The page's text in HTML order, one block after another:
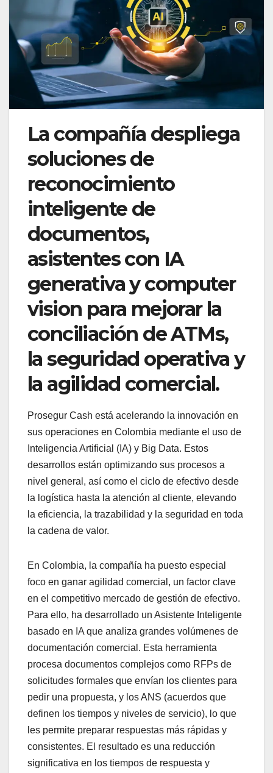
La compañía despliega
soluciones de
reconocimiento
inteligente de
documentos,
asistentes con IA
generativa y computer
vision para mejorar la
conciliación de ATMs,
la seguridad operativa y
la agilidad comercial.
Prosegur Cash está acelerando la innovación en
sus operaciones en Colombia mediante el uso de
Inteligencia Artificial (IA) y Big Data. Estos
desarrollos están optimizando sus procesos a
nivel general, así como el ciclo de efectivo desde
la logística hasta la atención al cliente, elevando
la eficiencia, la trazabilidad y la seguridad en toda
la cadena de valor.
En Colombia, la compañía ha puesto especial
foco en ganar agilidad comercial, un factor clave
en el competitivo mercado de gestión de efectivo.
Para ello, ha desarrollado un Asistente Inteligente
basado en IA que analiza grandes volúmenes de
documentación comercial. Esta herramienta
procesa documentos complejos como RFPs de
solicitudes formales que envían los clientes para
pedir una propuesta, y los ANS (acuerdos que
definen los tiempos y niveles de servicio), lo que
les permite preparar respuestas más rápidas y
consistentes. El resultado es una reducción
significativa en los tiempos de respuesta y